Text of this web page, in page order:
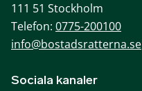
111 51 Stockholm
Telefon: 0775-200100
info@bostadsratterna.se
Sociala kanaler